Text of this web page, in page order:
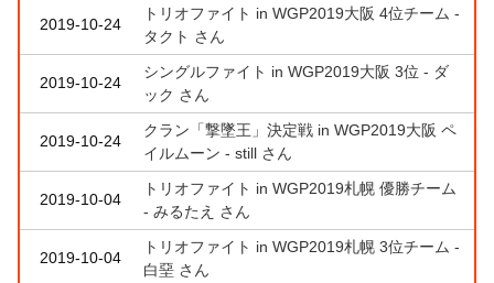
2019-10-24
トリオファイト in WGP2019大阪 4位チーム -
タクト さん
2019-10-24
シングルファイト in WGP2019大阪 3位 - ダ
ック さん
2019-10-24
クラン「撃墜王」決定戦 in WGP2019大阪 ペ
イルムーン - still さん
2019-10-04
トリオファイト in WGP2019札幌 優勝チーム
- みるたえ さん
2019-10-04
トリオファイト in WGP2019札幌 3位チーム -
白堊 さん